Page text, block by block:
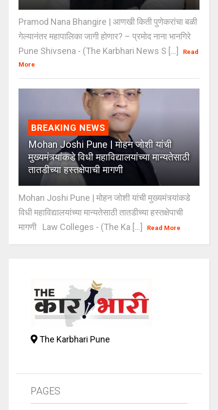
Pramod Nana Bhangire | आणखी किती पुणेकरांचा बळी
गेल्यानंतर महापालिका जागी होणार? – प्रमोद नाना भानगिरे
Pune Shivsena - (The Karbhari News S [...]
Read
More
BREAKING NEWS
Mohan Joshi Pune | मोहन जोशी यांची
मुख्यमंत्र्यांकडे विधी महाविद्यालयांच्या मान्यतेसाठी
तातडीच्या हस्तक्षेपाची मागणी
Mohan Joshi Pune | मोहन जोशी यांची मुख्यमंत्र्यांकडे
विधी महाविद्यालयांच्या मान्यतेसाठी तातडीच्या हस्तक्षेपाची
मागणी Law Colleges - (The Ka [...]
Read More
The Karbhari Pune
PAGES